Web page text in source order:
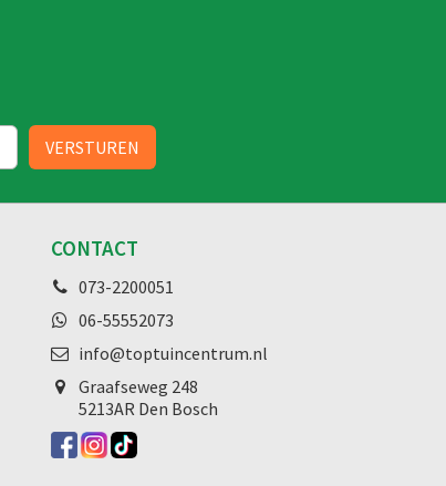
CONTACT
073-2200051
06-55552073
info@toptuincentrum.nl
Graafseweg 248
5213AR Den Bosch